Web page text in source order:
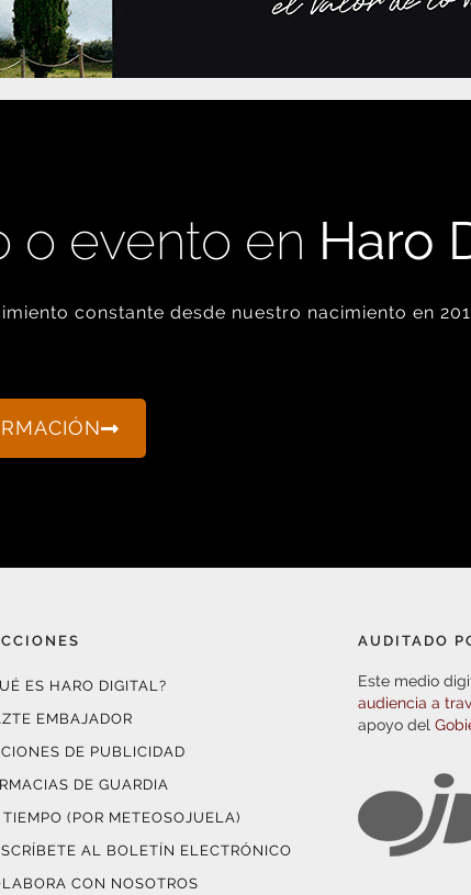
o evento en Haro
constante desde nuestro nacimiento en
ES HARO DIGITAL?
EMBAJADOR
DE PUBLICIDAD
DE GUARDIA
TIEMPO (POR METEOSOJUELA)
AL BOLETÍN ELECTRÓNICO
CON NOSOTROS
AUDITADO
Este medio
audiencia a
apoyo del